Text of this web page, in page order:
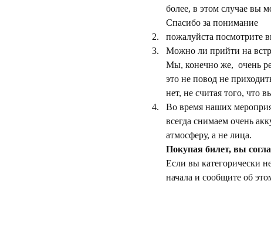
более, в этом случае вы
Спасибо за понимание
пожалуйста посмотрите
Можно ли прийти на
Мы, конечно же,  очень
это не повод не
нет, не считая того, что
Во время наших
всегда снимаем очень
атмосферу, а не лица.
Покупая билет, вы
Если вы категорически
начала и сообщите об